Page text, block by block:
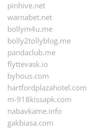
pinhive.net
warnabet.net
bollym4u.me
bolly2tollyblog.me
pandaclub.me
flyttevask.io
byhous.com
hartfordplazahotel.com
m-918kissapk.com
nabavkame.info
gakbiasa.com